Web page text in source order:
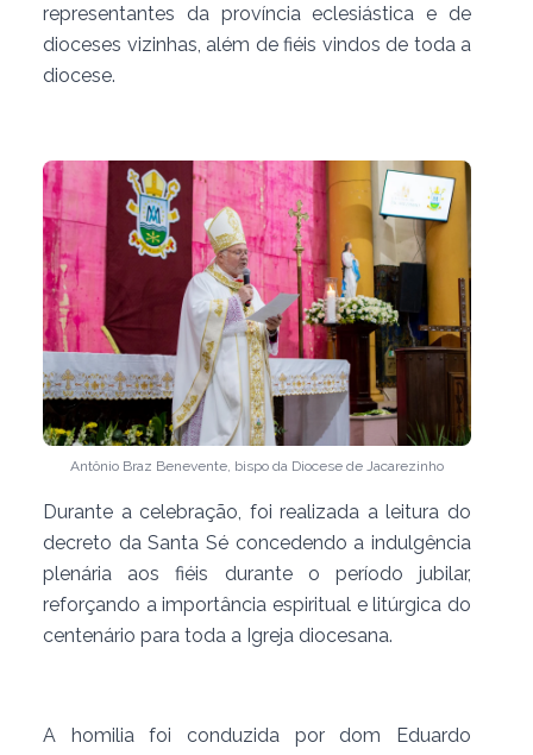
representantes da província eclesiástica e de
dioceses vizinhas, além de fiéis vindos de toda a
diocese.
Antônio Braz Benevente, bispo da Diocese de Jacarezinho
Durante a celebração, foi realizada a leitura do
decreto da Santa Sé concedendo a indulgência
plenária aos fiéis durante o período jubilar,
reforçando a importância espiritual e litúrgica do
centenário para toda a Igreja diocesana.
A homilia foi conduzida por dom Eduardo